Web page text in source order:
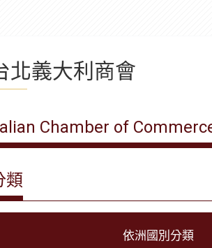
北義大利商會
Chamber of
類
依洲國別分類